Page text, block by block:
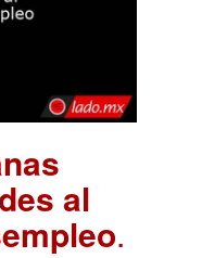
al
.